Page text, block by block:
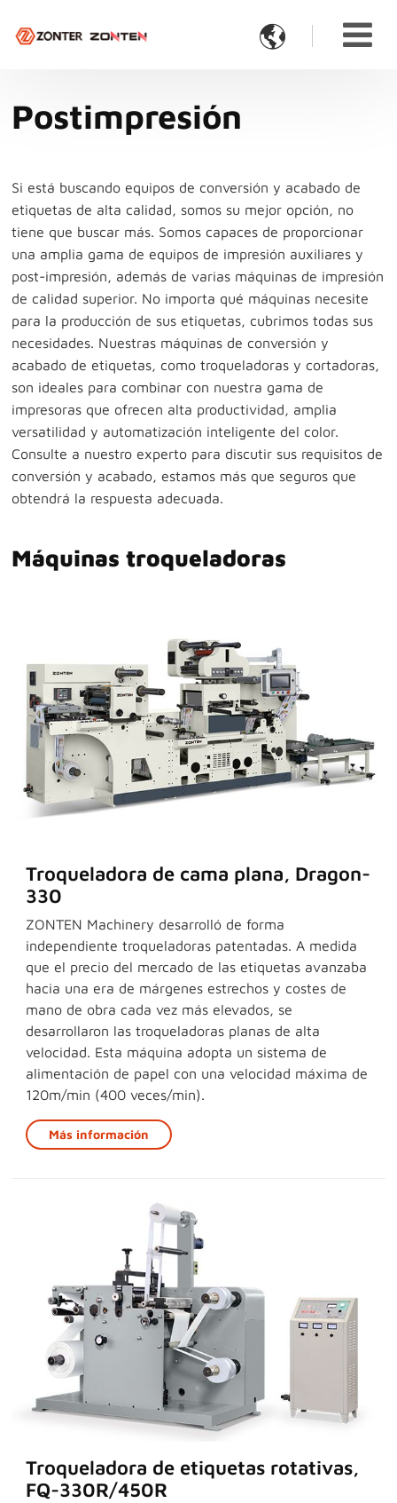

Postimpresión
Si está buscando equipos de conversión y acabado de
etiquetas de alta calidad, somos su mejor opción, no
tiene que buscar más. Somos capaces de proporcionar
una amplia gama de equipos de impresión auxiliares y
post-impresión, además de varias máquinas de impresión
de calidad superior. No importa qué máquinas necesite
para la producción de sus etiquetas, cubrimos todas sus
necesidades. Nuestras máquinas de conversión y
acabado de etiquetas, como troqueladoras y cortadoras,
son ideales para combinar con nuestra gama de
impresoras que ofrecen alta productividad, amplia
versatilidad y automatización inteligente del color.
Consulte a nuestro experto para discutir sus requisitos de
conversión y acabado, estamos más que seguros que
obtendrá la respuesta adecuada.
Máquinas troqueladoras
Troqueladora de cama plana, Dragon-
330
ZONTEN Machinery desarrolló de forma
independiente troqueladoras patentadas. A medida
que el precio del mercado de las etiquetas avanzaba
hacia una era de márgenes estrechos y costes de
mano de obra cada vez más elevados, se
desarrollaron las troqueladoras planas de alta
velocidad. Esta máquina adopta un sistema de
alimentación de papel con una velocidad máxima de
120m/min (400 veces/min).
Más información
Troqueladora de etiquetas rotativas,
FQ-330R/450R